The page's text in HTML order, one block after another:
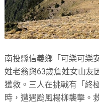
南投縣信義鄉「可樂可樂
姓老翁與63歲詹姓女山友
獲救。三人在挑戰有「終
時，遭遇颱風楊柳襲擊。